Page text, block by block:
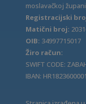
moslavačkoj
Registracijski
Matični broj:
OIB: 34997715017
Žiro račun:
SWIFT CODE:
IBAN: